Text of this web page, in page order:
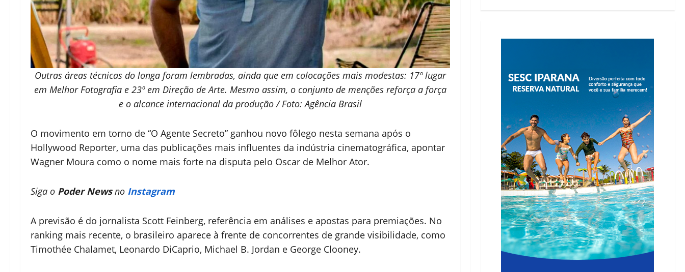
Outras áreas técnicas do longa foram lembradas, ainda que em colocações mais modestas: 17º lugar
em Melhor Fotografia e 23º em Direção de Arte. Mesmo assim, o conjunto de menções reforça a força
e o alcance internacional da produção / Foto: Agência Brasil
O movimento em torno de “O Agente Secreto” ganhou novo fôlego nesta semana após o
Hollywood Reporter, uma das publicações mais influentes da indústria cinematográfica, apontar
Wagner Moura como o nome mais forte na disputa pelo Oscar de Melhor Ator.
Siga o Poder Newsno Instagram
A previsão é do jornalista Scott Feinberg, referência em análises e apostas para premiações. No
ranking mais recente, o brasileiro aparece à frente de concorrentes de grande visibilidade, como
Timothée Chalamet, Leonardo DiCaprio, Michael B. Jordan e George Clooney.